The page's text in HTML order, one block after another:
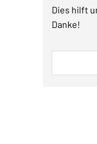
Dies hilft
Danke!